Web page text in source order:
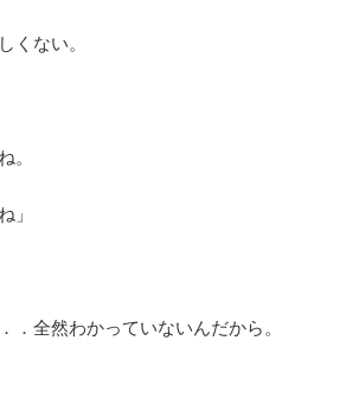
くない。
。
」
．全然わかっていないんだから。